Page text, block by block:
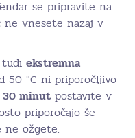
se pripravite na
ne vnesete nazaj v
ekstremna
50 °C ni priporočljivo
30 minutpostavite v
priporočajo še
ne ožgete.